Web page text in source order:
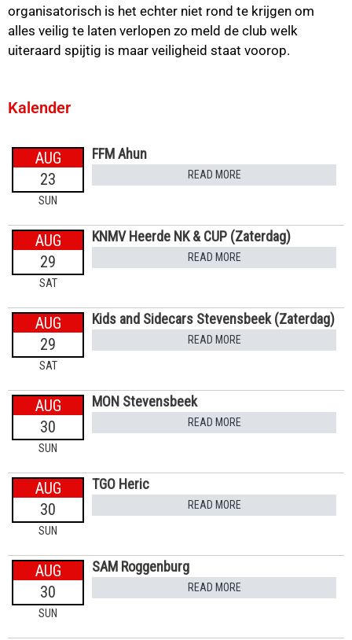
organisatorisch is het echter niet rond te krijgen om
alles veilig te laten verlopen zo meld de club welk
uiteraard spijtig is maar veiligheid staat voorop.
Kalender
AUG
23
SUN
FFM Ahun
READ MORE
AUG
29
SAT
KNMV Heerde NK & CUP (Zaterdag)
READ MORE
AUG
29
SAT
Kids and Sidecars Stevensbeek (Zaterdag)
READ MORE
AUG
30
SUN
MON Stevensbeek
READ MORE
AUG
30
SUN
TGO Heric
READ MORE
AUG
30
SUN
SAM Roggenburg
READ MORE